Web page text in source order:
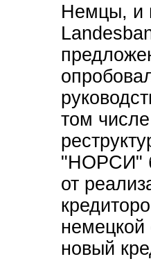
Немцы, и
том
"НОРСИ"
от
новый